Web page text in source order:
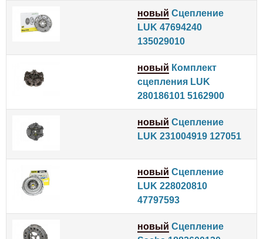
новый Сцепление
LUK 47694240
135029010
новый Комплект
сцепления LUK
280186101 5162900
новый Сцепление
LUK 231004919 127051
новый Сцепление
LUK 228020810
47797593
новый Сцепление